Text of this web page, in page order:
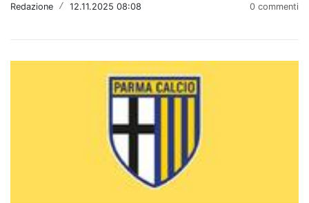
Redazione / 12.11.2025 08:08 0 commenti